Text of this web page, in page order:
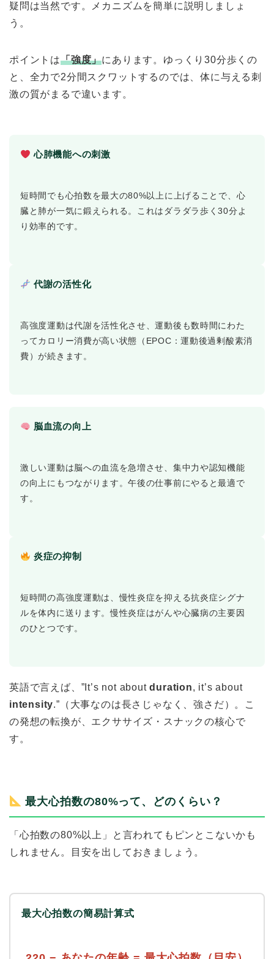
疑問は当然です。メカニズムを簡単に説明しましょ
う。
ポイントは「強度」にあります。ゆっくり30分歩くの
と、全力で2分間スクワットするのでは、体に与える刺
激の質がまるで違います。
心肺機能への刺激
短時間でも心拍数を最大の80%以上に上げることで、心
臓と肺が一気に鍛えられる。これはダラダラ歩く30分よ
り効率的です。
代謝の活性化
高強度運動は代謝を活性化させ、運動後も数時間にわた
ってカロリー消費が高い状態（EPOC：運動後過剰酸素消
費）が続きます。
脳血流の向上
激しい運動は脳への血流を急増させ、集中力や認知機能
の向上にもつながります。午後の仕事前にやると最適で
す。
炎症の抑制
短時間の高強度運動は、慢性炎症を抑える抗炎症シグナ
ルを体内に送ります。慢性炎症はがんや心臓病の主要因
のひとつです。
英語で言えば、”It’s not aboutduration, it’s about
intensity.”（大事なのは長さじゃなく、強さだ）。こ
の発想の転換が、エクササイズ・スナックの核心で
す。
最大心拍数の80%って、どのくらい？
「心拍数の80%以上」と言われてもピンとこないかも
しれません。目安を出しておきましょう。
最大心拍数の簡易計算式